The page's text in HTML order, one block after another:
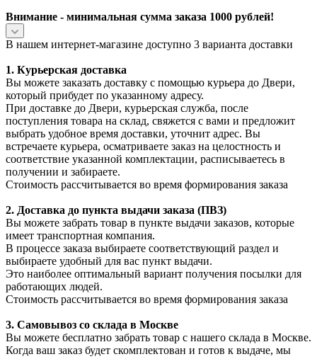
Внимание - минимальная сумма заказа 1000 рублей!
В нашем интернет-магазине доступно 3 варианта доставки
1. Курьерская доставка
Вы можете заказать доставку с помощью курьера до Двери,
который прибудет по указанному адресу.
При доставке до Двери, курьерская служба, после
поступления товара на склад, свяжется с вами и предложит
выбрать удобное время доставки, уточнит адрес. Вы
встречаете курьера, осматриваете заказ на целостность и
соответствие указанной комплектации, расписываетесь в
получении и забираете.
Стоимость рассчитывается во время формирования заказа
2. Доставка до пункта выдачи заказа (ПВЗ)
Вы можете забрать товар в пункте выдачи заказов, которые
имеет транспортная компания.
В процессе заказа выбираете соответствующий раздел и
выбираете удобный для вас пункт выдачи.
Это наиболее оптимальный вариант получения посылки для
работающих людей.
Стоимость рассчитывается во время формирования заказа
3. Самовывоз со склада в Москве
Вы можете бесплатно забрать товар с нашего склада в Москве.
Когда ваш заказ будет скомплектован и готов к выдаче, мы